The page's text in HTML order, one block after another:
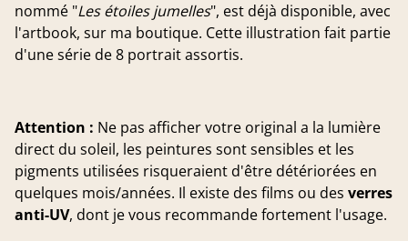
nommé "Les étoiles jumelles", est déjà disponible, avec
l'artbook, sur ma boutique. Cette illustration fait partie
d'une série de 8 portrait assortis.
Attention : Ne pas afficher votre original a la lumière
direct du soleil, les peintures sont sensibles et les
pigments utilisées risqueraient d'être détériorées en
quelques mois/années. Il existe des films ou des verres
anti-UV, dont je vous recommande fortement l'usage.